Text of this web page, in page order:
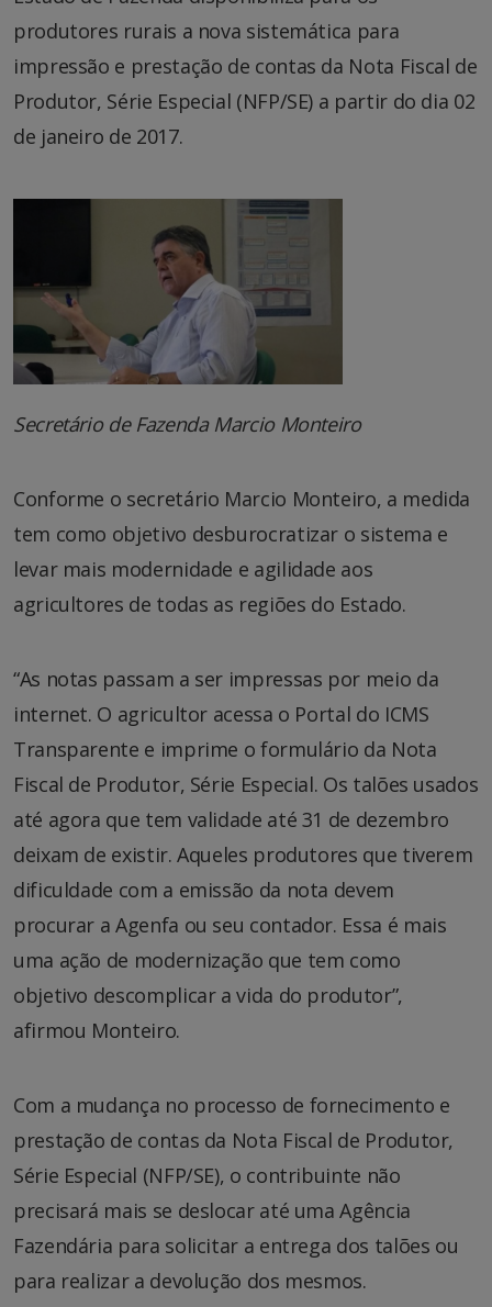
produtores rurais a nova sistemática para
impressão e prestação de contas da Nota Fiscal de
Produtor, Série Especial (NFP/SE) a partir do dia 02
de janeiro de 2017.
Secretário de Fazenda Marcio Monteiro
Conforme o secretário Marcio Monteiro, a medida
tem como objetivo desburocratizar o sistema e
levar mais modernidade e agilidade aos
agricultores de todas as regiões do Estado.
“As notas passam a ser impressas por meio da
internet. O agricultor acessa o Portal do ICMS
Transparente e imprime o formulário da Nota
Fiscal de Produtor, Série Especial. Os talões usados
até agora que tem validade até 31 de dezembro
deixam de existir. Aqueles produtores que tiverem
dificuldade com a emissão da nota devem
procurar a Agenfa ou seu contador. Essa é mais
uma ação de modernização que tem como
objetivo descomplicar a vida do produtor”,
afirmou Monteiro.
Com a mudança no processo de fornecimento e
prestação de contas da Nota Fiscal de Produtor,
Série Especial (NFP/SE), o contribuinte não
precisará mais se deslocar até uma Agência
Fazendária para solicitar a entrega dos talões ou
para realizar a devolução dos mesmos.